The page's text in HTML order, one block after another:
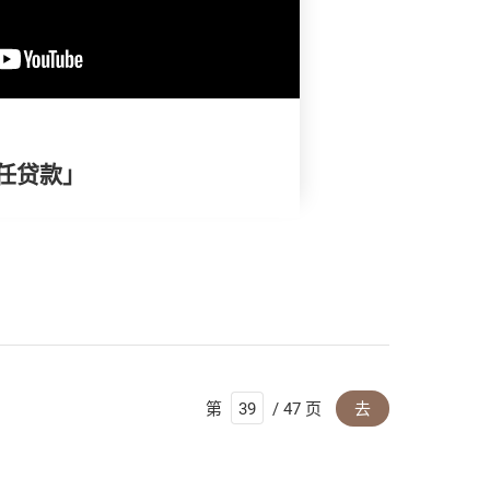
贷款」
第 / 47 页 去